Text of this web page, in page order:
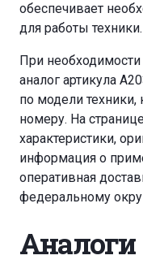
обеспечивает
для работы техники.
При
аналог артикула
по модели
номеру. На
характеристики,
информация о
оперативная
федеральному
Аналоги